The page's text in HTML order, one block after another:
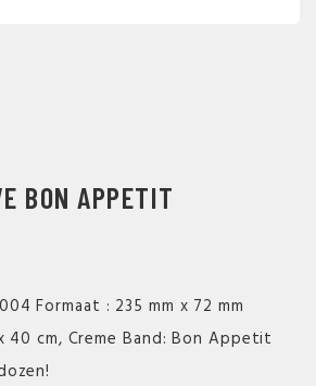
BON APPETIT
Formaat : 235 mm x 72 mm
cm, Creme Band: Bon Appetit